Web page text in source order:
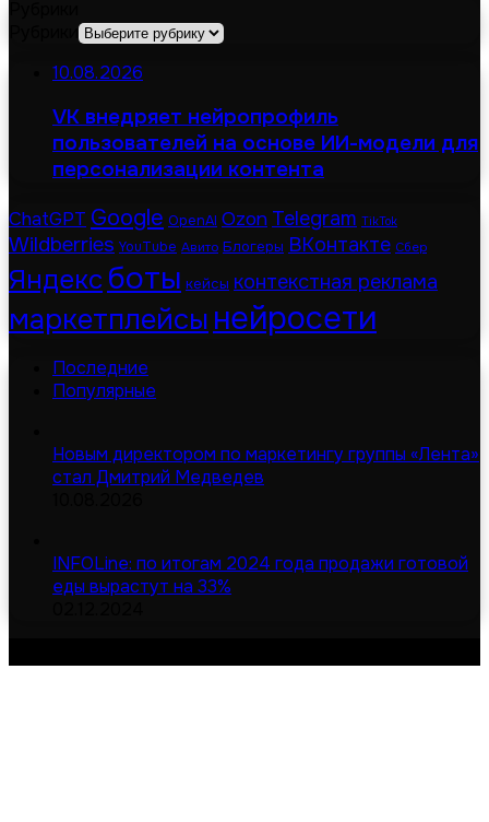
10.08.2026
VK внедряет нейропрофиль
пользователей на основе ИИ-модели для
персонализации контента
ChatGPT Google OpenAI Ozon Telegram TikTok
Wildberries YouTube Авито Блогеры ВКонтакте Сбер
Яндексботы кейсы контекстная реклама
маркетплейсы нейросети
Последние
Популярные
Новым директором по маркетингу группы «Лента»
стал Дмитрий Медведев
INFOLine: по итогам 2024 года продажи готовой
еды вырастут на 33%
Сделано в MOD